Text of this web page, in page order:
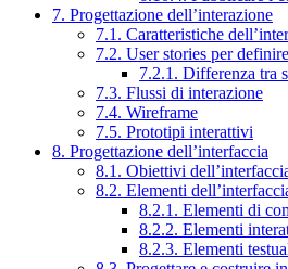
7. Progettazione dell’interazione
7.1. Caratteristiche
7.2. User stories per
7.2.1. Differenza tra
7.3. Flussi di interazione
7.4. Wireframe
7.5. Prototipi interattivi
8. Progettazione dell’interfaccia
8.1. Obiettivi
8.2. Elementi
8.2.1. Elementi di
8.2.2. Elementi
8.2.3. Elementi